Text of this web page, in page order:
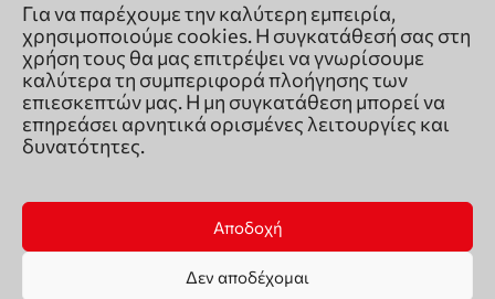
Για να παρέχουμε την καλύτερη εμπειρία,
χρησιμοποιούμε cookies. Η συγκατάθεσή σας στη
χρήση τους θα μας επιτρέψει να γνωρίσουμε
καλύτερα τη συμπεριφορά πλοήγησης των
επιεσκεπτών μας. Η μη συγκατάθεση μπορεί να
επηρεάσει αρνητικά ορισμένες λειτουργίες και
δυνατότητες.
Αποδοχή
Δεν αποδέχομαι